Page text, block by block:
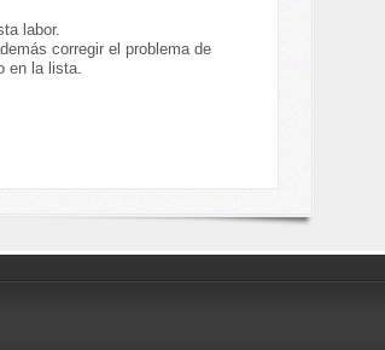
labor.
corregir el problema de
en la lista.